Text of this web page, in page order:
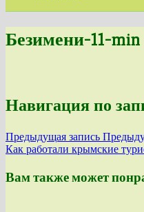
Безимени-11-min
Навигация по
Предыдущая запись
Как работали крымские
Вам также может